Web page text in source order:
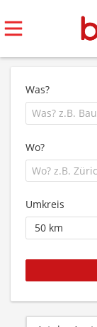
Was?
Wo?
Umkreis